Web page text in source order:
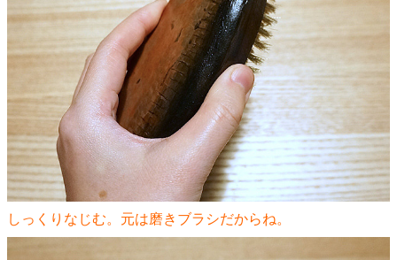
しっくりなじむ。元は磨きブラシだからね。